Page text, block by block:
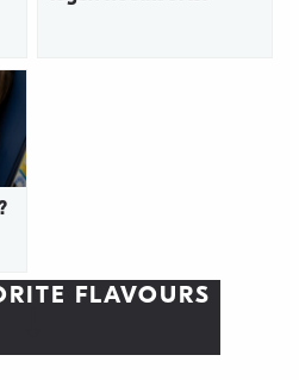
FLAVOURS